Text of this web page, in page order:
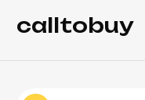
calltobuy